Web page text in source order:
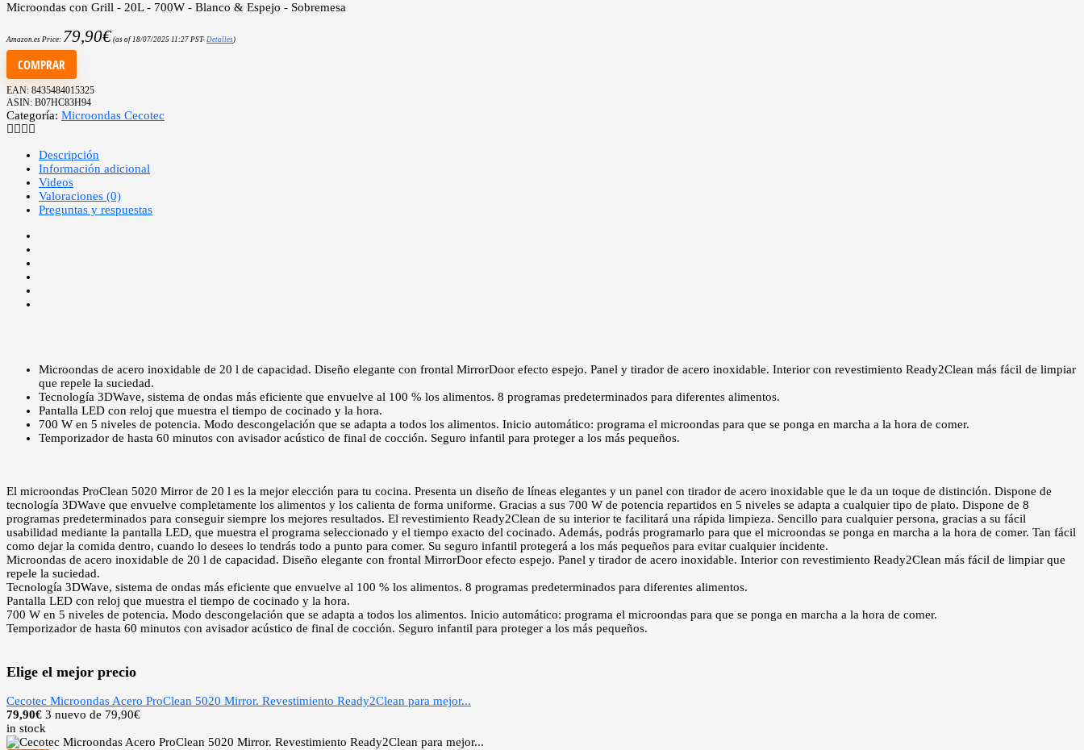
Microondas con Grill - 20L - 700W - Blanco & Espejo - Sobremesa
Amazon.es Price: 79,90€ (as of 18/07/2025 11:27 PST- Detalles)
COMPRAR
EAN: 8435484015325
ASIN: B07HC83H94
Categoría: Microondas Cecotec
Descripción
Información adicional
Videos
Valoraciones (0)
Preguntas y respuestas
Microondas de acero inoxidable de 20 l de capacidad. Diseño elegante con frontal MirrorDoor efecto espejo. Panel y tirador de acero inoxidable. Interior con revestimiento Ready2Clean más fácil de limpiar
que repele la suciedad.
Tecnología 3DWave, sistema de ondas más eficiente que envuelve al 100 % los alimentos. 8 programas predeterminados para diferentes alimentos.
Pantalla LED con reloj que muestra el tiempo de cocinado y la hora.
700 W en 5 niveles de potencia. Modo descongelación que se adapta a todos los alimentos. Inicio automático: programa el microondas para que se ponga en marcha a la hora de comer.
Temporizador de hasta 60 minutos con avisador acústico de final de cocción. Seguro infantil para proteger a los más pequeños.
El microondas ProClean 5020 Mirror de 20 l es la mejor elección para tu cocina. Presenta un diseño de líneas elegantes y un panel con tirador de acero inoxidable que le da un toque de distinción. Dispone de
tecnología 3DWave que envuelve completamente los alimentos y los calienta de forma uniforme. Gracias a sus 700 W de potencia repartidos en 5 niveles se adapta a cualquier tipo de plato. Dispone de 8
programas predeterminados para conseguir siempre los mejores resultados. El revestimiento Ready2Clean de su interior te facilitará una rápida limpieza. Sencillo para cualquier persona, gracias a su fácil
usabilidad mediante la pantalla LED, que muestra el programa seleccionado y el tiempo exacto del cocinado. Además, podrás programarlo para que el microondas se ponga en marcha a la hora de comer. Tan fácil
como dejar la comida dentro, cuando lo desees lo tendrás todo a punto para comer. Su seguro infantil protegerá a los más pequeños para evitar cualquier incidente.
Microondas de acero inoxidable de 20 l de capacidad. Diseño elegante con frontal MirrorDoor efecto espejo. Panel y tirador de acero inoxidable. Interior con revestimiento Ready2Clean más fácil de limpiar que
repele la suciedad.
Tecnología 3DWave, sistema de ondas más eficiente que envuelve al 100 % los alimentos. 8 programas predeterminados para diferentes alimentos.
Pantalla LED con reloj que muestra el tiempo de cocinado y la hora.
700 W en 5 niveles de potencia. Modo descongelación que se adapta a todos los alimentos. Inicio automático: programa el microondas para que se ponga en marcha a la hora de comer.
Temporizador de hasta 60 minutos con avisador acústico de final de cocción. Seguro infantil para proteger a los más pequeños.
Elige el mejor precio
Cecotec Microondas Acero ProClean 5020 Mirror. Revestimiento Ready2Clean para mejor...
79,90€ 3 nuevo de 79,90€
in stock